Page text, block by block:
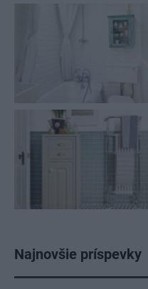
Najnovšie príspevky